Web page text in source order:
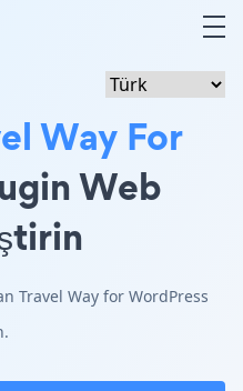
Way For
Web
Travel Way for WordPress